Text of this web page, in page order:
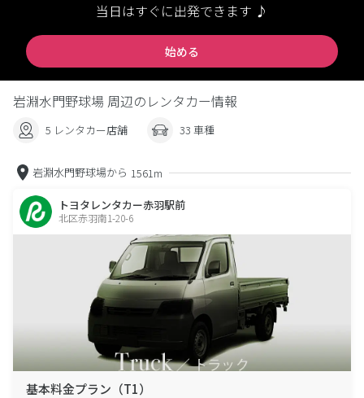
当日はすぐに出発できます ♪
始める
岩淵水門野球場 周辺のレンタカー情報
5 レンタカー店舗 33 車種
岩淵水門野球場から 1561m
トヨタレンタカー赤羽駅前
北区赤羽南1-20-6
基本料金プラン（T1）